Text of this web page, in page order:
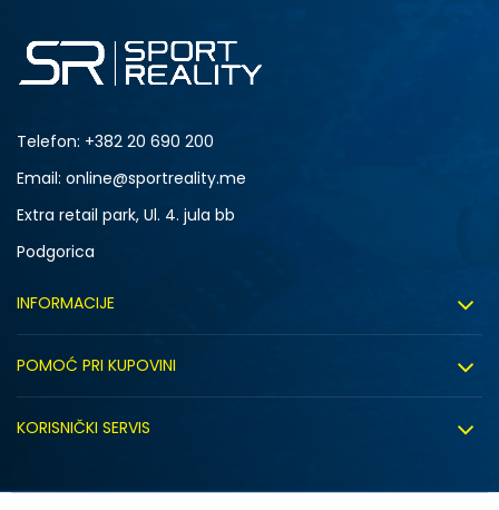
Telefon: +382 20 690 200
Email: online@sportreality.me
Extra retail park, Ul. 4. jula bb
Podgorica
INFORMACIJE
Zapošljavanje
Sindikalna prodaja
POMOĆ PRI KUPOVINI
Kako kupiti
KORISNIČKI SERVIS